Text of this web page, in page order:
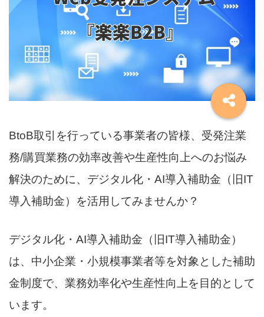
BtoB取引を行っている事業者の皆様、受発注業
務/購買業務の効率改善や生産性向上へのお悩み
解決のために、デジタル化・AI導入補助金（旧IT
導入補助金）を活用してみませんか？
デジタル化・AI導入補助金（旧IT導入補助金）
は、中小企業・小規模事業者等を対象とした補助
金制度で、業務効率化や生産性向上を目的として
います。